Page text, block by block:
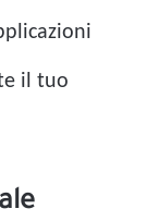
il tuo